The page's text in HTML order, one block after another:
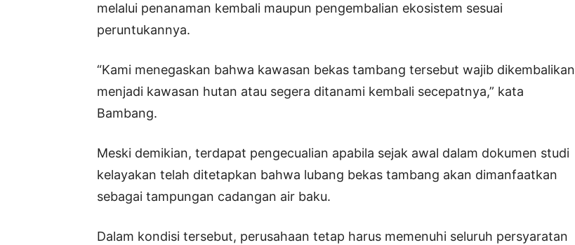
melalui penanaman kembali maupun pengembalian ekosistem sesuai
peruntukannya.
“Kami menegaskan bahwa kawasan bekas tambang tersebut wajib dikembalikan
menjadi kawasan hutan atau segera ditanami kembali secepatnya,” kata
Bambang.
Meski demikian, terdapat pengecualian apabila sejak awal dalam dokumen studi
kelayakan telah ditetapkan bahwa lubang bekas tambang akan dimanfaatkan
sebagai tampungan cadangan air baku.
Dalam kondisi tersebut, perusahaan tetap harus memenuhi seluruh persyaratan